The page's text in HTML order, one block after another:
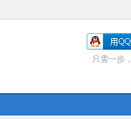
只需一步